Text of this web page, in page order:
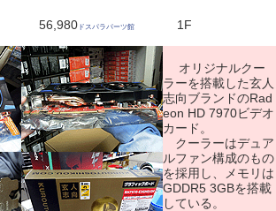
56,980 ドスパラパーツ館 1F
オリジナルクー
ラーを搭載した玄人
志向ブランドのRad
eon HD 7970ビデオ
カード。
クーラーはデュア
ルファン構成のもの
を採用し、メモリは
GDDR5 3GBを搭載
している。